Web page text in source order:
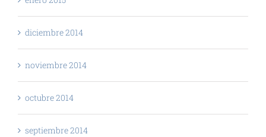
diciembre 2014
noviembre 2014
octubre 2014
septiembre 2014